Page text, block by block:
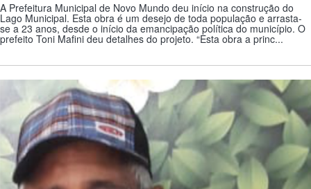
A Prefeitura Municipal de Novo Mundo deu início na construção do
Lago Municipal. Esta obra é um desejo de toda população e arrasta-
se a 23 anos, desde o início da emancipação política do município. O
prefeito Toni Mafini deu detalhes do projeto. “Esta obra a princ...